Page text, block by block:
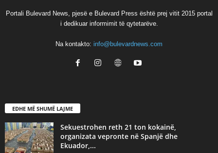
Portali Bulevard News, pjesë e Bulevard Press është prej vitit 2015 portal
i dedikuar informimit të qytetarëve.
Na kontakto: info@bulevardnews.com
EDHE MË SHUMË LAJME
Sekuestrohen reth 21 ton kokainë,
organizata vepronte në Spanjë dhe
Ekuador,...